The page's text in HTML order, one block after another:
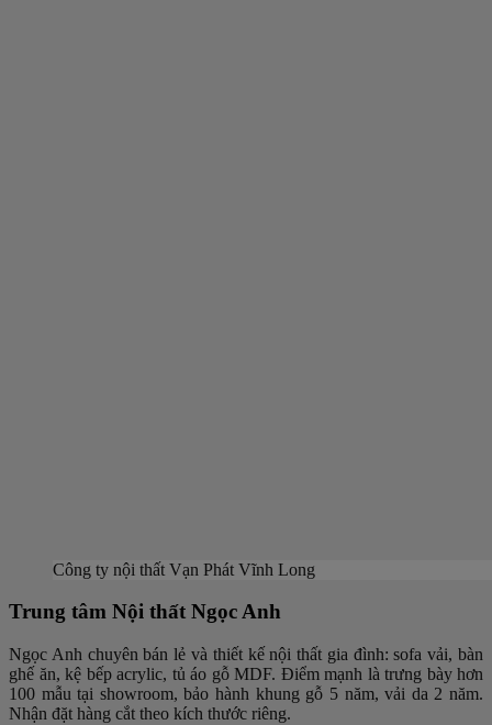
Công ty nội thất Vạn Phát Vĩnh Long
Trung tâm Nội thất Ngọc Anh
Ngọc Anh chuyên bán lẻ và thiết kế nội thất gia đình: sofa vải, bàn
ghế ăn, kệ bếp acrylic, tủ áo gỗ MDF. Điểm mạnh là trưng bày hơn
100 mẫu tại showroom, bảo hành khung gỗ 5 năm, vải da 2 năm.
Nhận đặt hàng cắt theo kích thước riêng.